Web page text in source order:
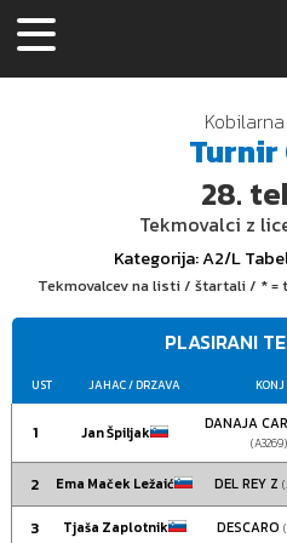
Turnir
28.
Tekmovalci z
Kategorija: A2/L
Tekmovalcev na listi / štartali / * =
PLASIRANI
UST JAHAC/ DRZAVA KONJ
1 Jan Špiljak DANAJA
(A3269)
2 Ema Maček Ležaić DEL REY Z
3 Tjaša Zaplotnik DESCARO